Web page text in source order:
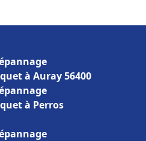
à Auray 56400
à Perros